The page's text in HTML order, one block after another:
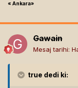
« Ankara»
Gawain
Mesaj tarihi:
true dedi ki: